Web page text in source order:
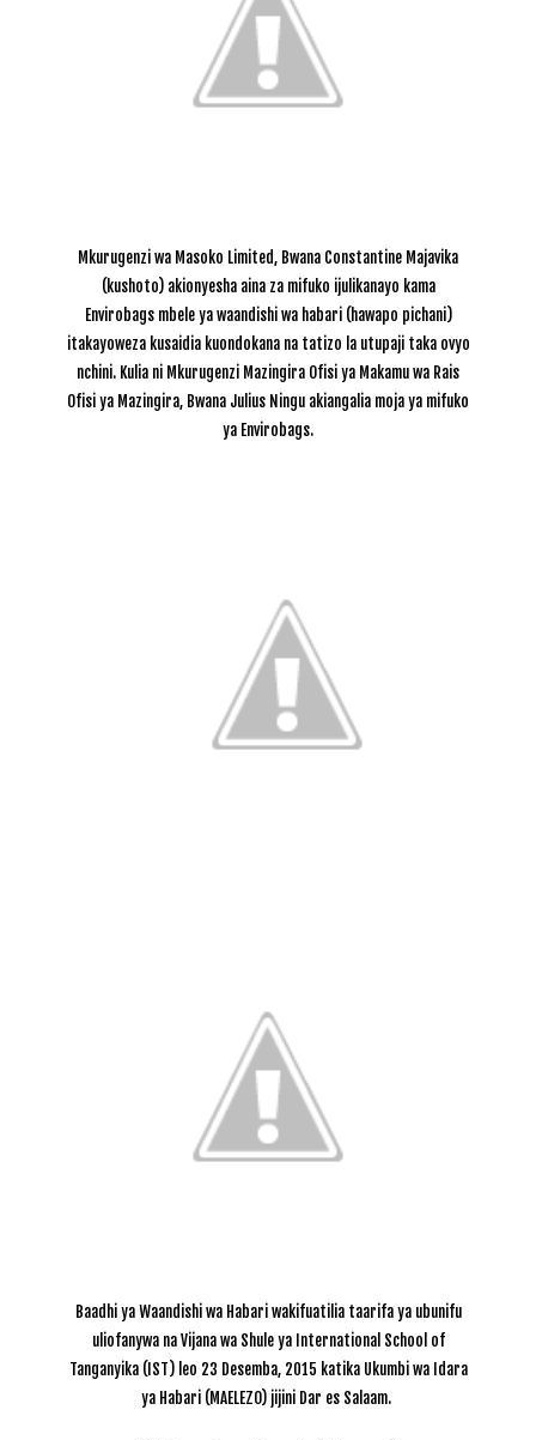
Mkurugenzi wa Masoko Limited, Bwana Constantine Majavika
(kushoto) akionyesha aina za mifuko ijulikanayo kama
Envirobags mbele ya waandishi wa habari (hawapo pichani)
itakayoweza kusaidia kuondokana na tatizo la utupaji taka ovyo
nchini. Kulia ni Mkurugenzi Mazingira Ofisi ya Makamu wa Rais
Ofisi ya Mazingira, Bwana Julius Ningu akiangalia moja ya mifuko
ya Envirobags.
Baadhi ya Waandishi wa Habari wakifuatilia taarifa ya ubunifu
uliofanywa na Vijana wa Shule ya International School of
Tanganyika (IST) leo 23 Desemba, 2015 katika Ukumbi wa Idara
ya Habari (MAELEZO) jijini Dar es Salaam.